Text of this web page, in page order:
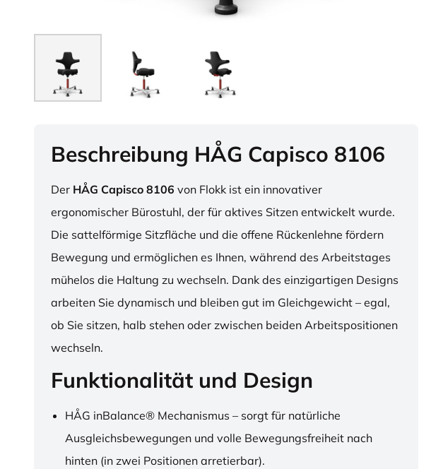
Beschreibung HÅG Capisco 8106
Der HÅG Capisco 8106 von Flokk ist ein innovativer
ergonomischer Bürostuhl, der für aktives Sitzen entwickelt wurde.
Die sattelförmige Sitzfläche und die offene Rückenlehne fördern
Bewegung und ermöglichen es Ihnen, während des Arbeitstages
mühelos die Haltung zu wechseln. Dank des einzigartigen Designs
arbeiten Sie dynamisch und bleiben gut im Gleichgewicht – egal,
ob Sie sitzen, halb stehen oder zwischen beiden Arbeitspositionen
wechseln.
Funktionalität und Design
HÅG inBalance® Mechanismus – sorgt für natürliche
Ausgleichsbewegungen und volle Bewegungsfreiheit nach
hinten (in zwei Positionen arretierbar).